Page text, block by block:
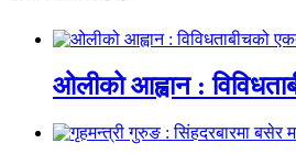
ओलीको आह्वान :